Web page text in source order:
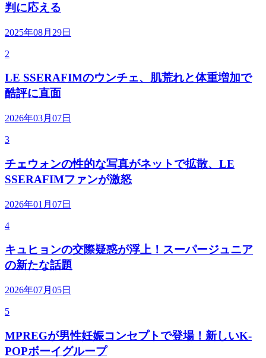
判に応える
2025年08月29日
2
LE SSERAFIMのウンチェ、肌荒れと体重増加で
酷評に直面
2026年03月07日
3
チェウォンの性的な写真がネットで拡散、LE
SSERAFIMファンが激怒
2026年01月07日
4
キュヒョンの交際疑惑が浮上！スーパージュニア
の新たな話題
2026年07月05日
5
MPREGが男性妊娠コンセプトで登場！新しいK-
POPボーイグループ